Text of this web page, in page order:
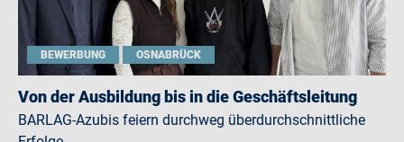
BEWERBUNG OSNABRÜCK
Von der Ausbildung bis in die Geschäftsleitung
BARLAG-Azubis feiern durchweg überdurchschnittliche